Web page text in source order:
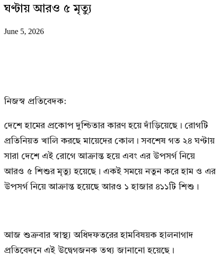
ঘণ্টায় আরও ৫ মৃত্যু
June 5, 2026
নিজস্ব প্রতিবেদক:
দেশে হামের প্রকোপ দুশ্চিতার কারণ হয়ে দাঁড়িয়েছে। রোগটি
প্রতিনিয়ত খালি করছে মায়েদের কোল। সবশেষ গত ২৪ ঘণ্টায়
সারা দেশে এই রোগে আক্রান্ত হয়ে এবং এর উপসর্গ নিয়ে
আরও ৫ শিশুর মৃত্যু হয়েছে। একই সময়ে নতুন করে হাম ও এর
উপসর্গ নিয়ে আক্রান্ত হয়েছে আরও ১ হাজার ৪১১টি শিশু।
আজ শুক্রবার স্বাস্থ্য অধিদফতরের হামবিষয়ক হালনাগাদ
প্রতিবেদনে এই উদ্বেগজনক তথ্য জানানো হয়েছে।